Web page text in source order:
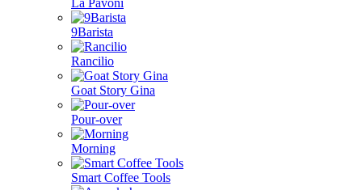
La Pavoni
9Barista
Rancilio
Goat Story Gina
Pour-over
Morning
Smart Coffee Tools